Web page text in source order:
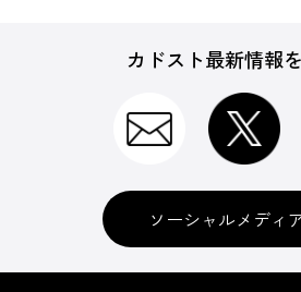
カドスト最新情報
ソーシャルメディ